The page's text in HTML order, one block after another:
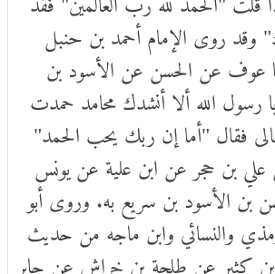
وقد روى الإمام أحمد بن حنبل
عوف عن الحسن عن الأسود بن
الله ألا أنشدك محامد حمدت
فقال "أما إن ربك يحب الحمد"
علي بن حجر عن ابن علية عن يونس
بن الأسود بن سريع به. وروى أبو
والنسائي وابن ماجه من حديث
بن كثير عن طلحة بن خراش عن جابر